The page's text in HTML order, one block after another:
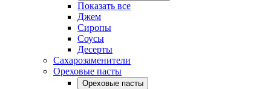
Показать все
Джем
Сиропы
Соусы
Десерты
Сахарозаменители
Ореховые пасты
Ореховые пасты